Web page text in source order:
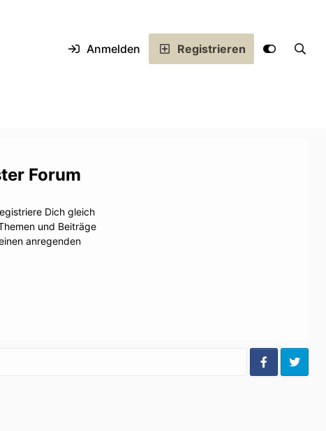
Anmelden Registrieren
Forum
Dich gleich
und Beiträge
anregenden